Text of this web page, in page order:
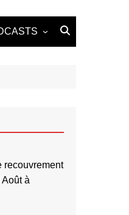
recouvrement
Août à